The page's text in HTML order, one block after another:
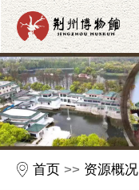
首页 >> 资源概况